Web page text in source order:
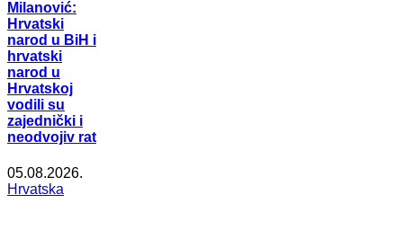
Milanović:
Hrvatski
narod u BiH i
hrvatski
narod u
Hrvatskoj
vodili su
zajednički i
neodvojiv rat
05.08.2026.
Hrvatska